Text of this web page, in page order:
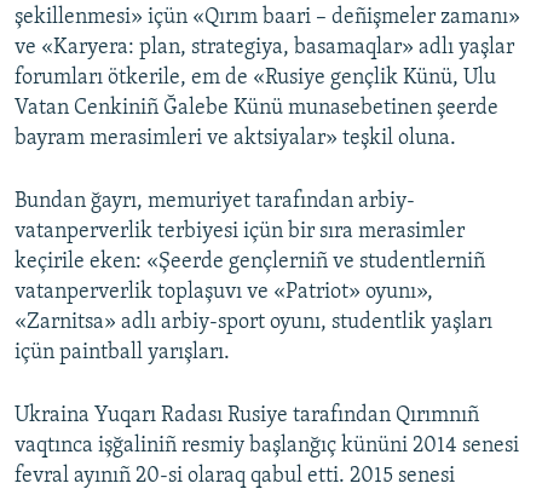
Українською
QOŞULIÑIZ!
RFE/RS bütün saytları
şekillenmesi» içün «Qırım baari – deñişmeler zamanı»
ve «Karyera: plan, strategiya, basamaqlar» adlı yaşlar
forumları ötkerile, em de «Rusiye gençlik Künü, Ulu
Vatan Cenkiniñ Ğalebe Künü munasebetinen şeerde
bayram merasimleri ve aktsiyalar» teşkil oluna.
Bundan ğayrı, memuriyet tarafından arbiy-
vatanperverlik terbiyesi içün bir sıra merasimler
keçirile eken: «Şeerde gençlerniñ ve studentlerniñ
vatanperverlik toplaşuvı ve «Patriot» oyunı»,
«Zarnitsa» adlı arbiy-sport oyunı, studentlik yaşları
içün paintball yarışları.
Ukraina Yuqarı Radası Rusiye tarafından Qırımnıñ
vaqtınca işğaliniñ resmiy başlanğıç kününi 2014 senesi
fevral ayınıñ 20-si olaraq qabul etti. 2015 senesi